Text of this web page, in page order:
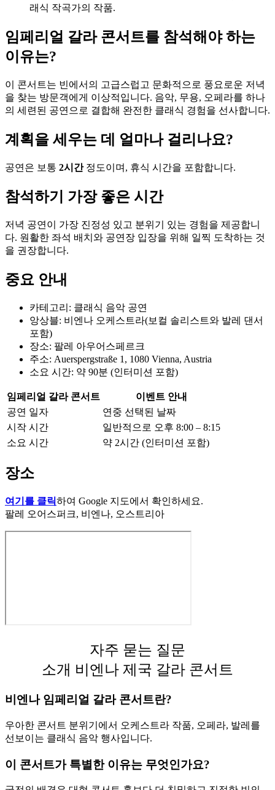
래식 작곡가의 작품.
임페리얼 갈라 콘서트를 참석해야 하는
이유는?
이 콘서트는 빈에서의 고급스럽고 문화적으로 풍요로운 저녁
을 찾는 방문객에게 이상적입니다. 음악, 무용, 오페라를 하나
의 세련된 공연으로 결합해 완전한 클래식 경험을 선사합니다.
계획을 세우는 데 얼마나 걸리나요?
공연은 보통 2시간정도이며, 휴식 시간을 포함합니다.
참석하기 가장 좋은 시간
저녁 공연이 가장 진정성 있고 분위기 있는 경험을 제공합니
다. 원활한 좌석 배치와 공연장 입장을 위해 일찍 도착하는 것
을 권장합니다.
중요 안내
카테고리: 클래식 음악 공연
앙상블: 비엔나 오케스트라(보컬 솔리스트와 발레 댄서
포함)
장소: 팔레 아우어스페르크
주소: Auerspergstraße 1, 1080 Vienna, Austria
소요 시간: 약 90분 (인터미션 포함)
임페리얼 갈라 콘서트
이벤트 안내
공연 일자
연중 선택된 날짜
시작 시간
일반적으로 오후 8:00 – 8:15
소요 시간
약 2시간 (인터미션 포함)
장소
여기를 클릭하여 Google 지도에서 확인하세요.
팔레 오어스퍼크, 비엔나, 오스트리아
자주 묻는 질문
소개 비엔나 제국 갈라 콘서트
비엔나 임페리얼 갈라 콘서트란?
우아한 콘서트 분위기에서 오케스트라 작품, 오페라, 발레를
선보이는 클래식 음악 행사입니다.
이 콘서트가 특별한 이유는 무엇인가요?